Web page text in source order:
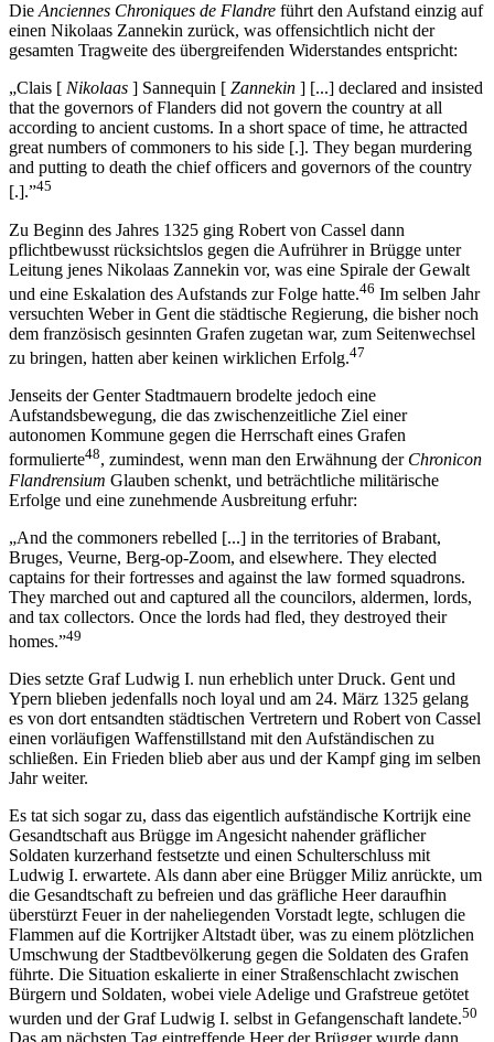
Die Anciennes Chroniques de Flandre führt den Aufstand einzig auf
einen Nikolaas Zannekin zurück, was offensichtlich nicht der
gesamten Tragweite des übergreifenden Widerstandes entspricht:
„Clais [ Nikolaas ] Sannequin [ Zannekin ] [...] declared and insisted
that the governors of Flanders did not govern the country at all
according to ancient customs. In a short space of time, he attracted
great numbers of commoners to his side [.]. They began murdering
and putting to death the chief officers and governors of the country
[.].”45
Zu Beginn des Jahres 1325 ging Robert von Cassel dann
pflichtbewusst rücksichtslos gegen die Aufrührer in Brügge unter
Leitung jenes Nikolaas Zannekin vor, was eine Spirale der Gewalt
und eine Eskalation des Aufstands zur Folge hatte.46 Im selben Jahr
versuchten Weber in Gent die städtische Regierung, die bisher noch
dem französisch gesinnten Grafen zugetan war, zum Seitenwechsel
zu bringen, hatten aber keinen wirklichen Erfolg.47
Jenseits der Genter Stadtmauern brodelte jedoch eine
Aufstandsbewegung, die das zwischenzeitliche Ziel einer
autonomen Kommune gegen die Herrschaft eines Grafen
formulierte48, zumindest, wenn man den Erwähnung der Chronicon
Flandrensium Glauben schenkt, und beträchtliche militärische
Erfolge und eine zunehmende Ausbreitung erfuhr:
„And the commoners rebelled [...] in the territories of Brabant,
Bruges, Veurne, Berg-op-Zoom, and elsewhere. They elected
captains for their fortresses and against the law formed squadrons.
They marched out and captured all the councilors, aldermen, lords,
and tax collectors. Once the lords had fled, they destroyed their
homes.”49
Dies setzte Graf Ludwig I. nun erheblich unter Druck. Gent und
Ypern blieben jedenfalls noch loyal und am 24. März 1325 gelang
es von dort entsandten städtischen Vertretern und Robert von Cassel
einen vorläufigen Waffenstillstand mit den Aufständischen zu
schließen. Ein Frieden blieb aber aus und der Kampf ging im selben
Jahr weiter.
Es tat sich sogar zu, dass das eigentlich aufständische Kortrijk eine
Gesandtschaft aus Brügge im Angesicht nahender gräflicher
Soldaten kurzerhand festsetzte und einen Schulterschluss mit
Ludwig I. erwartete. Als dann aber eine Brügger Miliz anrückte, um
die Gesandtschaft zu befreien und das gräfliche Heer daraufhin
überstürzt Feuer in der naheliegenden Vorstadt legte, schlugen die
Flammen auf die Kortrijker Altstadt über, was zu einem plötzlichen
Umschwung der Stadtbevölkerung gegen die Soldaten des Grafen
führte. Die Situation eskalierte in einer Straßenschlacht zwischen
Bürgern und Soldaten, wobei viele Adelige und Grafstreue getötet
wurden und der Graf Ludwig I. selbst in Gefangenschaft landete.50